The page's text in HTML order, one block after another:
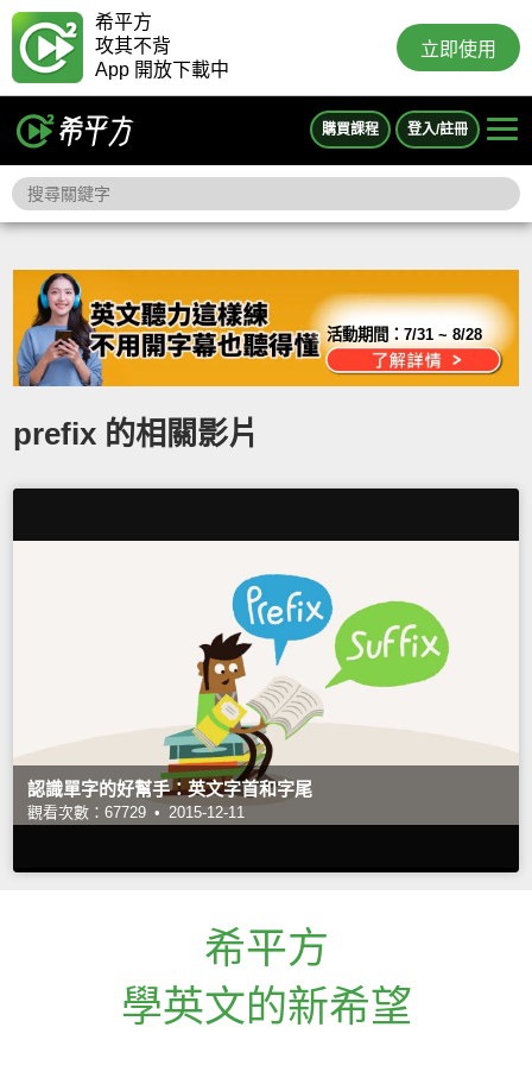
希平方
攻其不背
App 開放下載中
立即使用
購買課程 登入/註冊
活動期間：7/31 ~ 8/28
prefix 的相關影片
認識單字的好幫手：英文字首和字尾
觀看次數：67729 • 2015-12-11
希平方
學英文的新希望